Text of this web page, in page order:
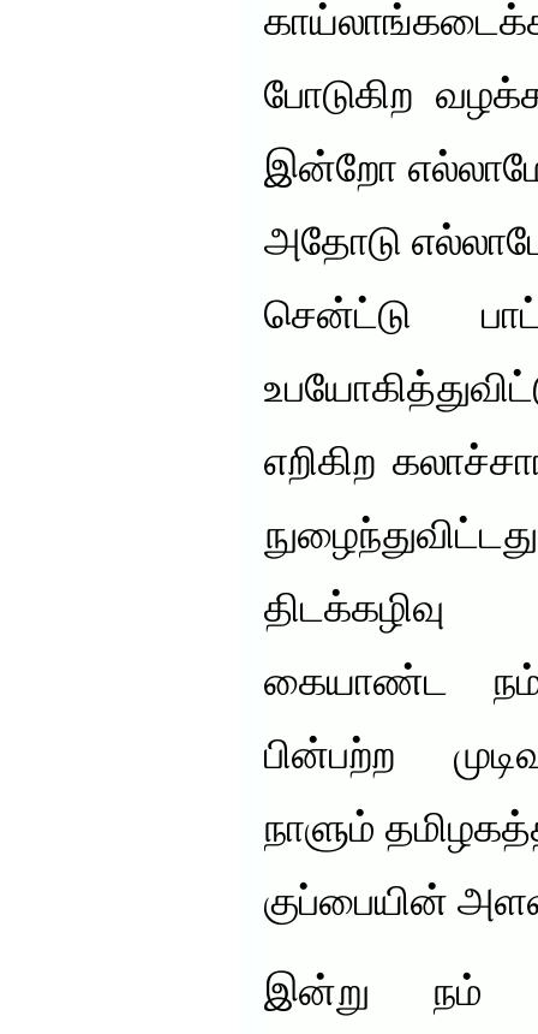
போடுகிற
இன்றோ
அதோடு
சென்ட்டு
எறிகிற
கையாண்ட
பின்பற்ற
நாளும்
குப்பையின்
இன்று நம்